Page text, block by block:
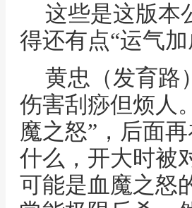
这些是这版本
得还有点“运气加
黄忠（发育路
伤害刮痧但烦人
魔之怒”，后面
什么，开大时被
可能是血魔之怒